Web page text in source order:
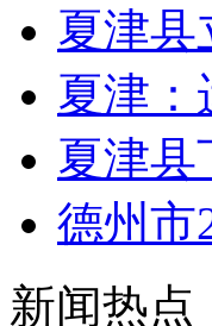
夏津县
夏津：
夏津县
德州市
新闻热点